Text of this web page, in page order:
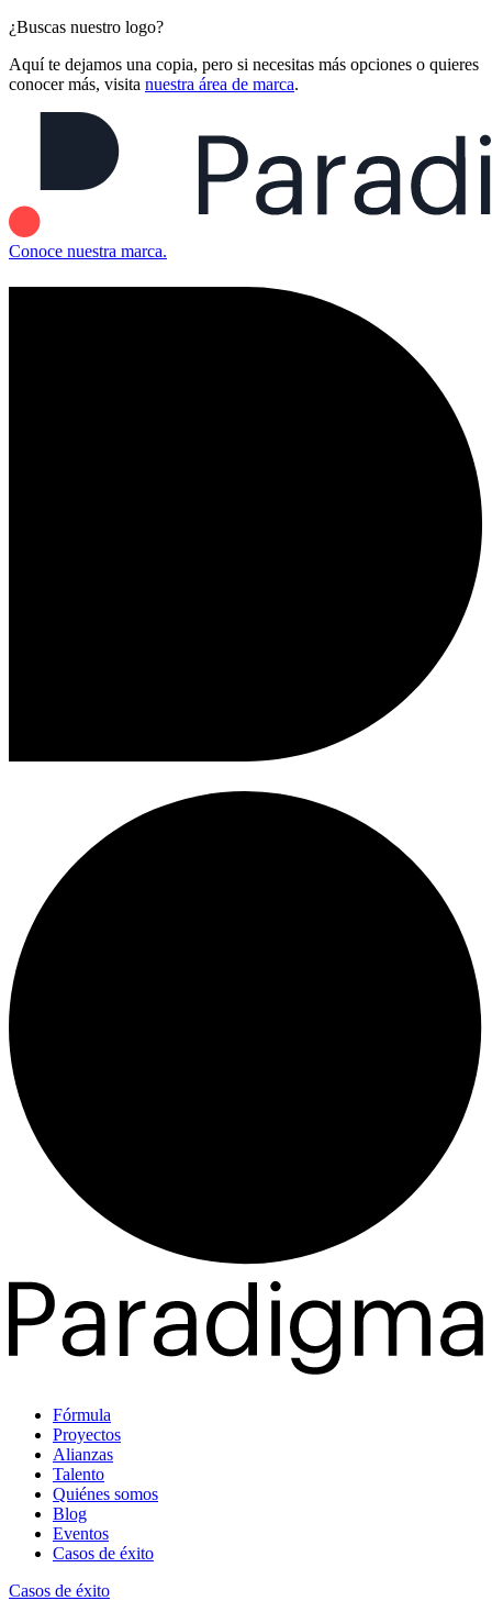
¿Buscas nuestro logo?
Aquí te dejamos una copia, pero si necesitas más opciones o quieres
conocer más, visita nuestra área de marca.
Conoce nuestra marca.
Fórmula
Proyectos
Alianzas
Talento
Quiénes somos
Blog
Eventos
Casos de éxito
Casos de éxito